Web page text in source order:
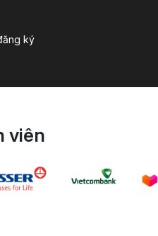
ký
viên